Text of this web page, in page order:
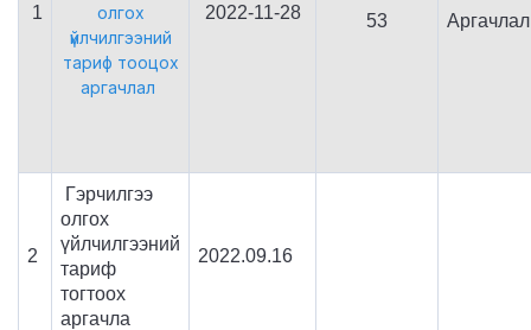
1
олгох
үйлчилгээний
тариф тооцох
аргачлал
2022-11-28 53 Аргачлал
2
Гэрчилгээ
олгох
үйлчилгээний
тариф
тогтоох
аргачла
2022.09.16